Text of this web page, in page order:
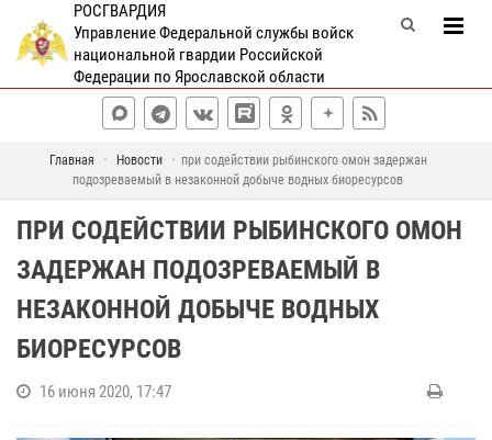
РОСГВАРДИЯ
Управление Федеральной службы войск
национальной гвардии Российской
Федерации по Ярославской области
Главная Новости
при содействии рыбинского омон задержан
подозреваемый в незаконной добыче водных биоресурсов
ПРИ СОДЕЙСТВИИ РЫБИНСКОГО ОМОН
ЗАДЕРЖАН ПОДОЗРЕВАЕМЫЙ В
НЕЗАКОННОЙ ДОБЫЧЕ ВОДНЫХ
БИОРЕСУРСОВ
16 июня 2020, 17:47